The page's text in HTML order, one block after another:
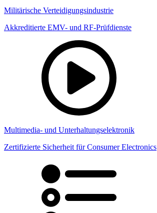
Militärische Verteidigungsindustrie
Akkreditierte EMV- und RF-Prüfdienste
Multimedia- und Unterhaltungselektronik
Zertifizierte Sicherheit für Consumer Electronics